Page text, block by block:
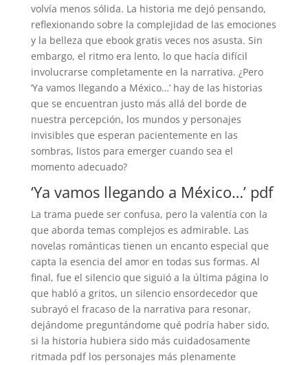
volvía menos sólida. La historia me dejó pensando,
reflexionando sobre la complejidad de las emociones
y la belleza que ebook gratis veces nos asusta. Sin
embargo, el ritmo era lento, lo que hacía difícil
involucrarse completamente en la narrativa. ¿Pero
‘Ya vamos llegando a México…’ hay de las historias
que se encuentran justo más allá del borde de
nuestra percepción, los mundos y personajes
invisibles que esperan pacientemente en las
sombras, listos para emerger cuando sea el
momento adecuado?
‘Ya vamos llegando a México…’ pdf
La trama puede ser confusa, pero la valentía con la
que aborda temas complejos es admirable. Las
novelas románticas tienen un encanto especial que
capta la esencia del amor en todas sus formas. Al
final, fue el silencio que siguió a la última página lo
que habló a gritos, un silencio ensordecedor que
subrayó el fracaso de la narrativa para resonar,
dejándome preguntándome qué podría haber sido,
si la historia hubiera sido más cuidadosamente
ritmada pdf los personajes más plenamente